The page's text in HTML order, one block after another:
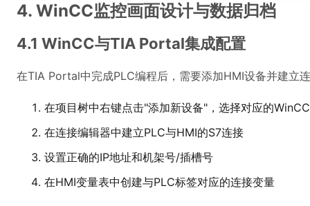
4. WinCC监控画面设计与数据归档
4.1 WinCC与TIA Portal集成配置
在TIA Portal中完成PLC编程后，需要添加HMI设备并建立
在项目树中右键点击"添加新设备"，选择对应的
在连接编辑器中建立PLC与HMI的S7连接
设置正确的IP地址和机架号/插槽号
在HMI变量表中创建与PLC标签对应的连接变量